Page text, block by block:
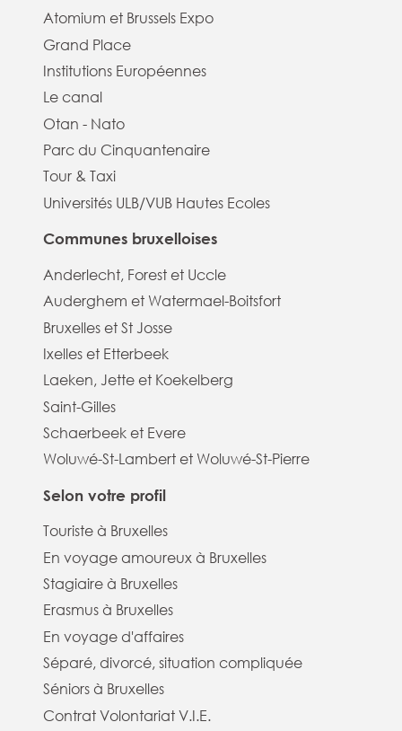
Atomium et Brussels Expo
Grand Place
Institutions Européennes
Le canal
Otan - Nato
Parc du Cinquantenaire
Tour & Taxi
Universités ULB/VUB Hautes Ecoles
Communes bruxelloises
Anderlecht, Forest et Uccle
Auderghem et Watermael-Boitsfort
Bruxelles et St Josse
Ixelles et Etterbeek
Laeken, Jette et Koekelberg
Saint-Gilles
Schaerbeek et Evere
Woluwé-St-Lambert et Woluwé-St-Pierre
Selon votre profil
Touriste à Bruxelles
En voyage amoureux à Bruxelles
Stagiaire à Bruxelles
Erasmus à Bruxelles
En voyage d'affaires
Séparé, divorcé, situation compliquée
Séniors à Bruxelles
Contrat Volontariat V.I.E.